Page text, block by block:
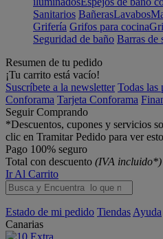
Sanitarios BañerasLavabos
Grifería Grifos para cocina
Seguridad de baño Barras de
Resumen de tu pedido
¡Tu carrito está vacío!
Suscríbete a la newsletter Todas las
Conforama Tarjeta Conforama
Seguir Comprando
*Descuentos, cupones y servicios
clic en Tramitar Pedido para ver
Pago 100% seguro
Total con descuento (IVA incluido*)
Ir Al Carrito
Estado de mi pedido Tiendas Ayuda
Canarias